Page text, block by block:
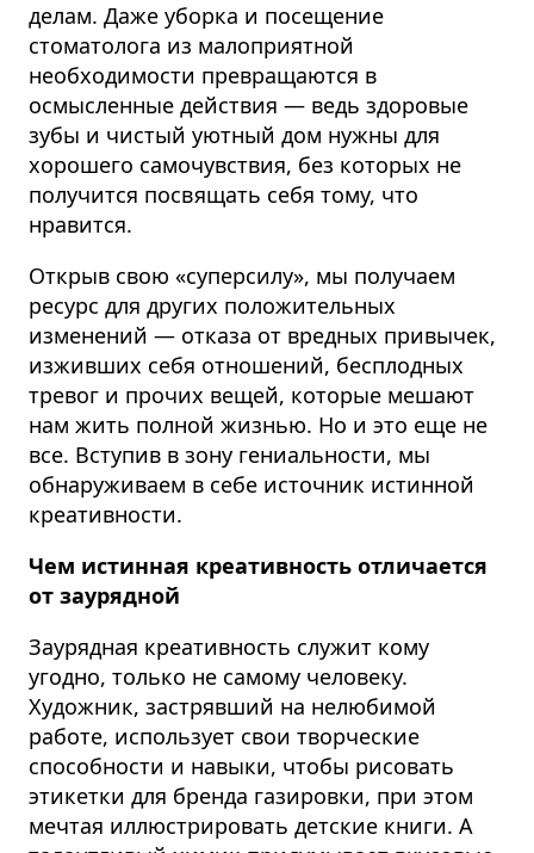
делам. Даже уборка и посещение
стоматолога из малоприятной
необходимости превращаются в
осмысленные действия — ведь здоровые
зубы и чистый уютный дом нужны для
хорошего самочувствия, без которых не
получится посвящать себя тому, что
нравится.
Открыв свою «суперсилу», мы получаем
ресурс для других положительных
изменений — отказа от вредных привычек,
изживших себя отношений, бесплодных
тревог и прочих вещей, которые мешают
нам жить полной жизнью. Но и это еще не
все. Вступив в зону гениальности, мы
обнаруживаем в себе источник истинной
креативности.
Чем истинная креативность отличается
от заурядной
Заурядная креативность служит кому
угодно, только не самому человеку.
Художник, застрявший на нелюбимой
работе, использует свои творческие
способности и навыки, чтобы рисовать
этикетки для бренда газировки, при этом
мечтая иллюстрировать детские книги. А